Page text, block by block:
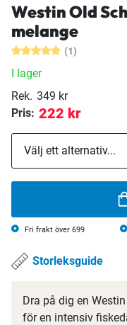
Westin Old
melange
(1)
I lager
Rek. 349 kr
Pris: 222 kr
Fri frakt över 699
Storleksguide
Dra på dig en
för en intensiv